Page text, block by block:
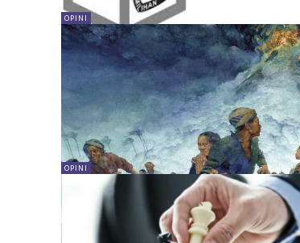
OPINI
OPINI